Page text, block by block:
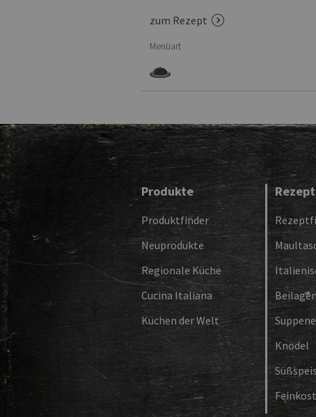
zum Rezept
Menüart
Produkte
Produktfinder
Neuprodukte
Regionale Küche
Cucina Italiana
Küchen der Welt
Beilagen
Knödel
Feinkost